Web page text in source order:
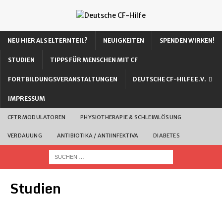
NEU HIER ALS ELTERNTEIL? NEUIGKEITEN SPENDEN WIRKEN!
STUDIEN TIPPS FÜR MENSCHEN MIT CF
FORTBILDUNGSVERANSTALTUNGEN DEUTSCHE CF-HILFE E.V.
IMPRESSUM
CFTR MODULATOREN PHYSIOTHERAPIE & SCHLEIMLÖSUNG
VERDAUUNG ANTIBIOTIKA / ANTIINFEKTIVA DIABETES
Studien